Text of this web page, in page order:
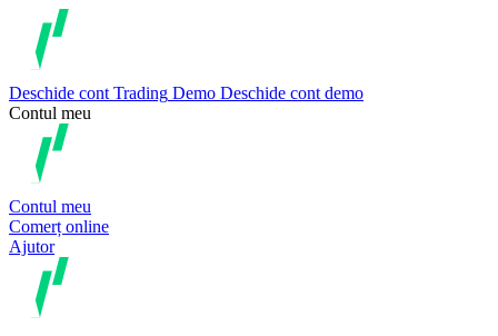
Deschide cont Trading Demo Deschide cont demo
Contul meu
Contul meu
Comerț online
Ajutor